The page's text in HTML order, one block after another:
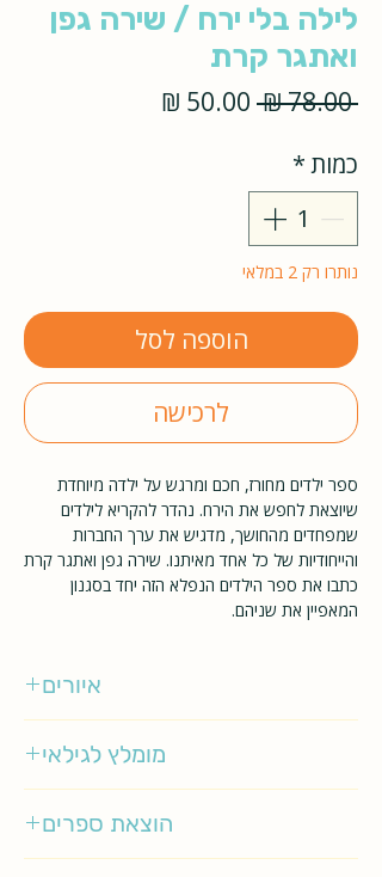
לילה בלי ירח / שירה גפן
ואתגר קרת
‏78.00 ‏₪
מחיר
כמות*
נותרו רק 2 במלאי
הוספה לסל
לרכישה
ספר ילדים מחורז, חכם ומרגש על ילדה מיוחדת
שיוצאת לחפש את הירח. נהדר להקריא לילדים
שמפחדים מהחושך, מדגיש את ערך החברות
והייחודיות של כל אחד מאיתנו. שירה גפן ואתגר קרת
כתבו את ספר הילדים הנפלא הזה יחד בסגנון
המאפיין את שניהם.
איורים
מומלץ לגילאי
הוצאת ספרים